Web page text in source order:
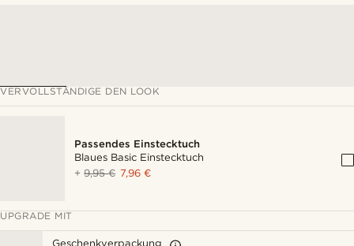
VERVOLLSTÄNDIGE DEN LOOK
Passendes Einstecktuch
Blaues Basic Einstecktuch
+9,95 € 7,96 €
UPGRADE MIT
Geschenkverpackung